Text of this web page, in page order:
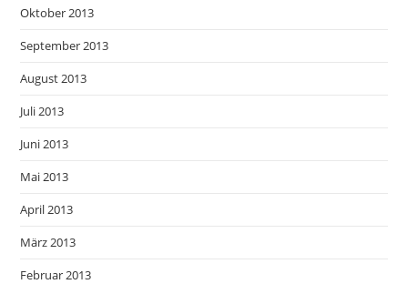
Oktober 2013
September 2013
August 2013
Juli 2013
Juni 2013
Mai 2013
April 2013
März 2013
Februar 2013